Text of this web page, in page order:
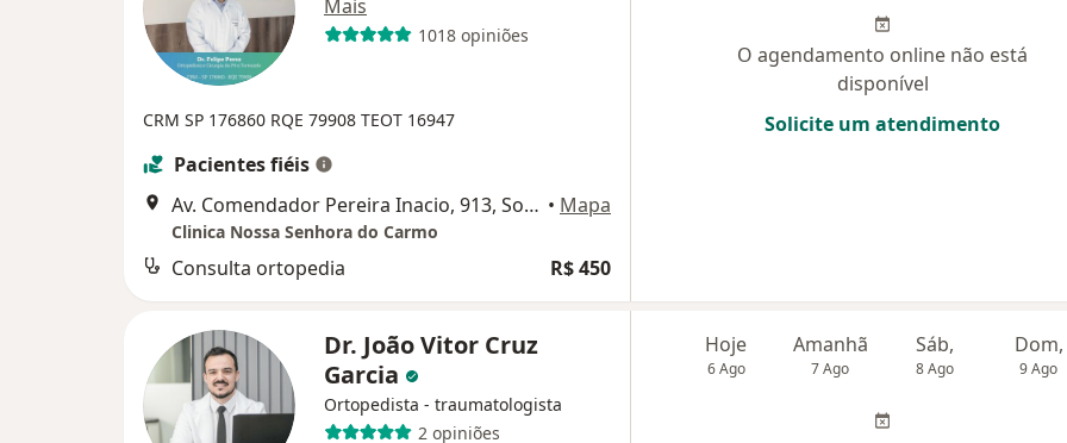
Mais
1018 opiniões
CRM SP 176860 RQE 79908 TEOT 16947
Pacientes fiéis
Av. Comendador Pereira Inacio, 913, Sorocaba • Mapa
Clinica Nossa Senhora do Carmo
Consulta ortopedia R$ 450
O agendamento online não está
disponível
Solicite um atendimento
Dr. João Vitor Cruz
Garcia
Ortopedista - traumatologista
2 opiniões
Hoje
6 Ago
Amanhã
7 Ago
Sáb,
8 Ago
Dom,
9 Ago